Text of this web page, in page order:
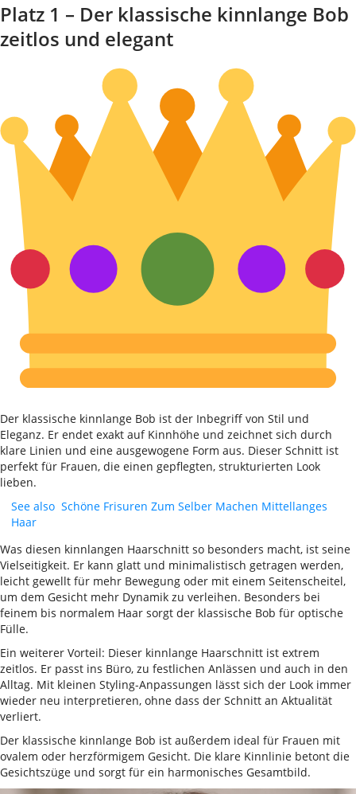
Platz 1 – Der klassische kinnlange Bob
zeitlos und elegant
Der klassische kinnlange Bob ist der Inbegriff von Stil und
Eleganz. Er endet exakt auf Kinnhöhe und zeichnet sich durch
klare Linien und eine ausgewogene Form aus. Dieser Schnitt ist
perfekt für Frauen, die einen gepflegten, strukturierten Look
lieben.
See also Schöne Frisuren Zum Selber Machen Mittellanges
Haar
Was diesen kinnlangen Haarschnitt so besonders macht, ist seine
Vielseitigkeit. Er kann glatt und minimalistisch getragen werden,
leicht gewellt für mehr Bewegung oder mit einem Seitenscheitel,
um dem Gesicht mehr Dynamik zu verleihen. Besonders bei
feinem bis normalem Haar sorgt der klassische Bob für optische
Fülle.
Ein weiterer Vorteil: Dieser kinnlange Haarschnitt ist extrem
zeitlos. Er passt ins Büro, zu festlichen Anlässen und auch in den
Alltag. Mit kleinen Styling-Anpassungen lässt sich der Look immer
wieder neu interpretieren, ohne dass der Schnitt an Aktualität
verliert.
Der klassische kinnlange Bob ist außerdem ideal für Frauen mit
ovalem oder herzförmigem Gesicht. Die klare Kinnlinie betont die
Gesichtszüge und sorgt für ein harmonisches Gesamtbild.